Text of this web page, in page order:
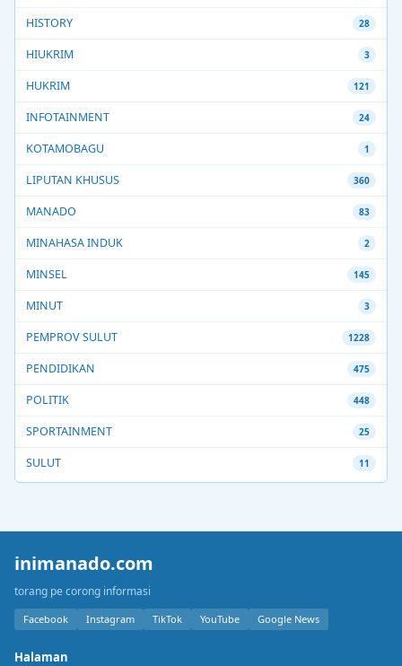
HISTORY 28
HIUKRIM 3
HUKRIM 121
INFOTAINMENT 24
KOTAMOBAGU 1
LIPUTAN KHUSUS 360
MANADO 83
MINAHASA INDUK 2
MINSEL 145
MINUT 3
PEMPROV SULUT 1228
PENDIDIKAN 475
POLITIK 448
SPORTAINMENT 25
SULUT 11
inimanado.com
torang pe corong informasi
Facebook Instagram TikTok YouTube Google News
Halaman